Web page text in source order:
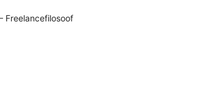
Freelancefilosoof